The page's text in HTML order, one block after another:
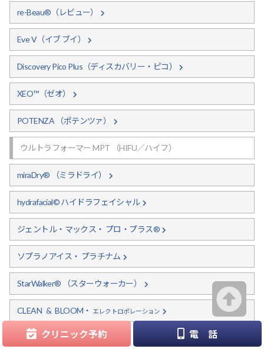
クリニック予約 電 話
re-Beau®（レビュー）
Eve V（イブ ブイ）
Discovery Pico Plus（ディスカバリー・ピコ）
XEO™（ゼオ）
POTENZA（ポテンツァ）
ウルトラフォーマー MPT （HIFU／ハイフ）
miraDry® （ミラドライ）
hydrafacial©ハイドラフェイシャル
ジェントル・マックス・ プロ・プラス®
ソプラノアイス・ プラチナム
StarWalker® （スターウォーカー）
CLEAN & BLOOM・ エレクトロポレーション
機器紹介トップへ